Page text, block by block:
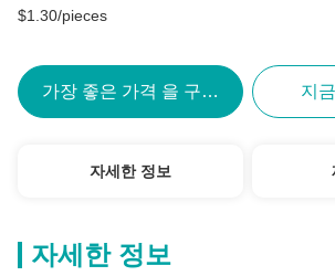
$1.30/pieces
가장 좋은 가격 을 구하라 지
자세한 정보
자세한 정보